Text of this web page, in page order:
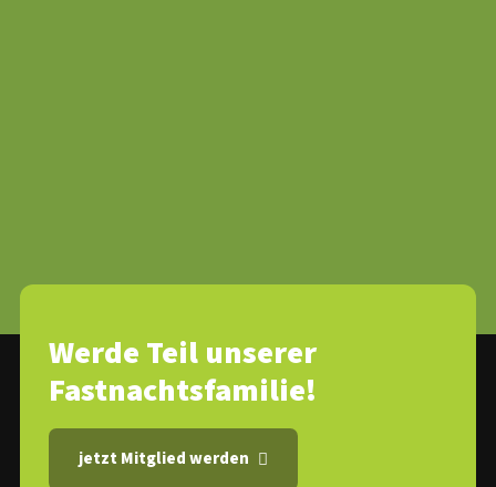
Werde Teil unserer
Fastnachtsfamilie!
jetzt Mitglied werden